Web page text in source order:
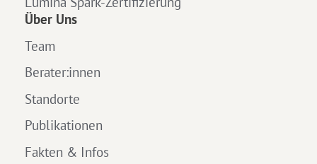
Über Uns
Team
Berater:innen
Standorte
Publikationen
Fakten & Infos